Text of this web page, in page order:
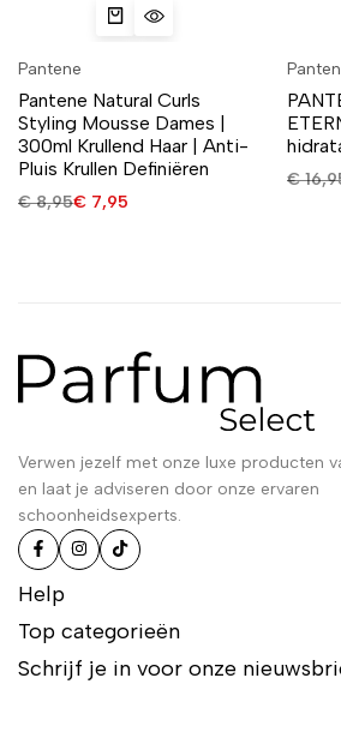
Pantene
Pantene Natural Curls
Styling Mousse Dames |
300ml Krullend Haar | Anti-
Pluis Krullen Definiëren
€8,95€ 7,95
€
Verwen jezelf met onze luxe producten
en laat je adviseren door onze ervaren
schoonheidsexperts.
Help
Top categorieën
Schrijf je in voor onze